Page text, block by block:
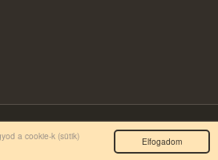
Elfogadom
a cookie-k (sütik)
és Tárhely Szolgáltató